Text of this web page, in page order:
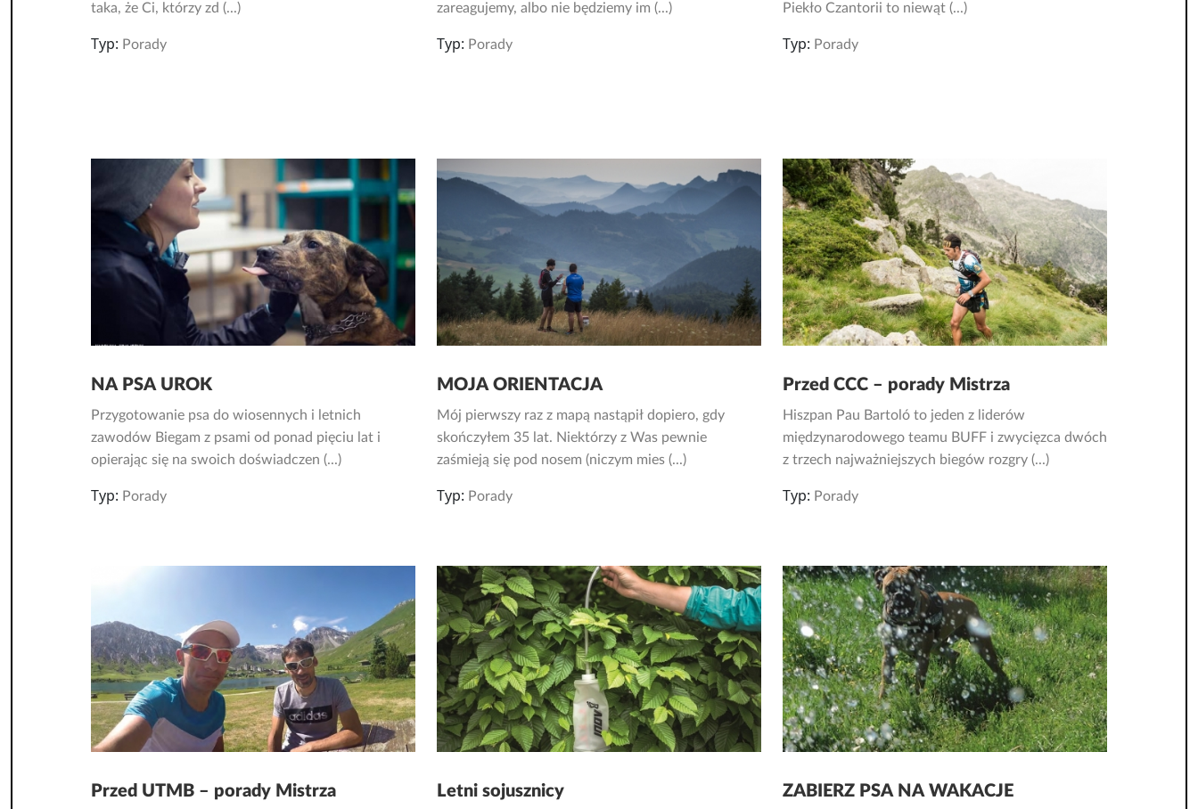
taka, że Ci, którzy zd (...)
Typ: Porady
zareagujemy, albo nie będziemy im (...)
Typ: Porady
Piekło Czantorii to niewąt (...)
Typ: Porady
NA PSA UROK
Przygotowanie psa do wiosennych i letnich
zawodów Biegam z psami od ponad pięciu lat i
opierając się na swoich doświadczen (...)
Typ: Porady
MOJA ORIENTACJA
Mój pierwszy raz z mapą nastąpił dopiero, gdy
skończyłem 35 lat. Niektórzy z Was pewnie
zaśmieją się pod nosem (niczym mies (...)
Typ: Porady
Przed CCC – porady Mistrza
Hiszpan Pau Bartoló to jeden z liderów
międzynarodowego teamu BUFF i zwycięzca dwóch
z trzech najważniejszych biegów rozgry (...)
Typ: Porady
Przed UTMB – porady Mistrza Letni sojusznicy ZABIERZ PSA NA WAKACJE